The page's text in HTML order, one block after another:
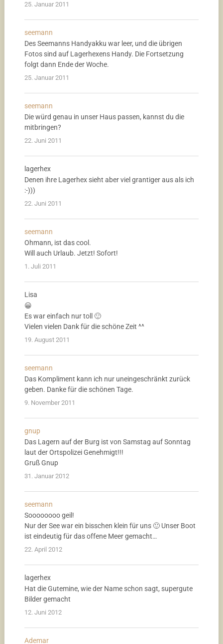
25. Januar 2011
seemann
Des Seemanns Handyakku war leer, und die übrigen
Fotos sind auf Lagerhexens Handy. Die Fortsetzung
folgt dann Ende der Woche.
25. Januar 2011
seemann
Die würd genau in unser Haus passen, kannst du die
mitbringen?
22. Juni 2011
lagerhex
Denen ihre Lagerhex sieht aber viel grantiger aus als ich
:-)))
22. Juni 2011
seemann
Ohmann, ist das cool.
Will auch Urlaub. Jetzt! Sofort!
1. Juli 2011
Lisa
😀
Es war einfach nur toll 🙂
Vielen vielen Dank für die schöne Zeit ^^
19. August 2011
seemann
Das Kompliment kann ich nur uneingeschränkt zurück
geben. Danke für die schönen Tage.
9. November 2011
gnup
Das Lagern auf der Burg ist von Samstag auf Sonntag
laut der Ortspolizei Genehmigt!!!
Gruß Gnup
31. Januar 2012
seemann
Soooooooo geil!
Nur der See war ein bisschen klein für uns 🙂 Unser Boot
ist eindeutig für das offene Meer gemacht…
22. April 2012
lagerhex
Hat die Gutemine, wie der Name schon sagt, supergute
Bilder gemacht
12. Juni 2012
Ademar